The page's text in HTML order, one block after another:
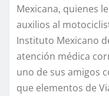
Mexicana, quienes
auxilios al
Instituto Mexicano
atención médica
uno de sus amigos
que elementos de